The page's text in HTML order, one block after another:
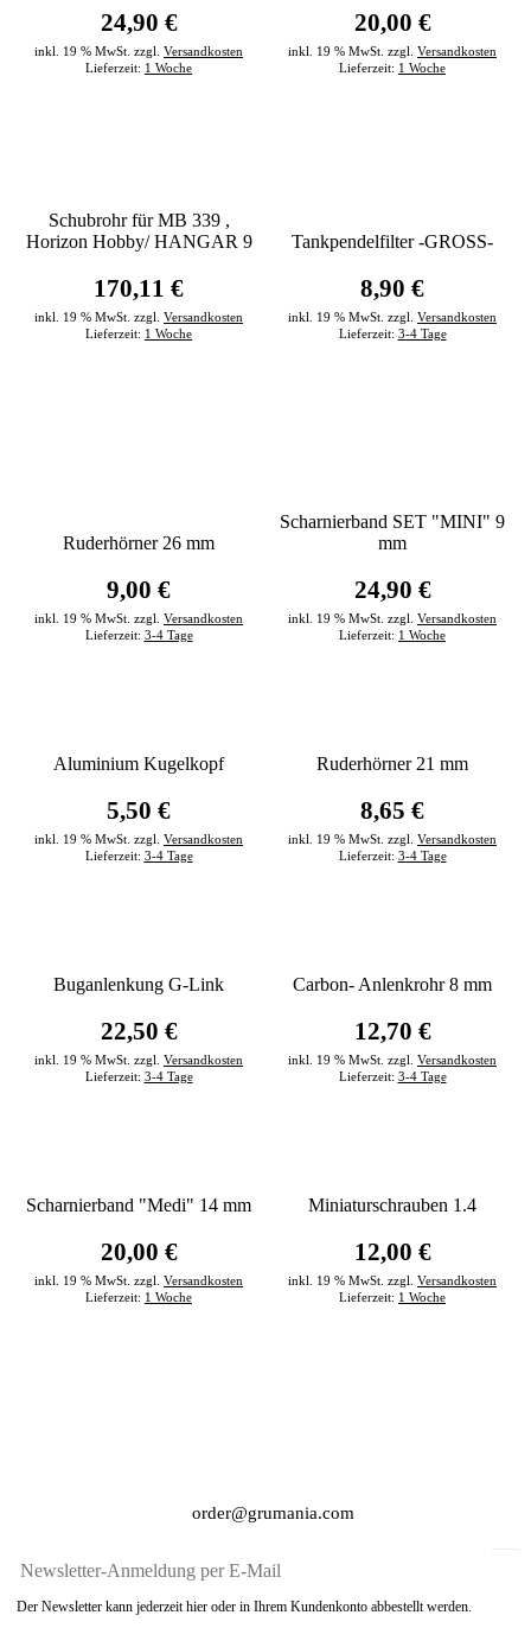
24,90 €
inkl. 19 % MwSt. zzgl. Versandkosten
Lieferzeit: 1 Woche
20,00 €
inkl. 19 % MwSt. zzgl. Versandkosten
Lieferzeit: 1 Woche
Schubrohr für MB 339 ,
Horizon Hobby/ HANGAR 9
170,11 €
inkl. 19 % MwSt. zzgl. Versandkosten
Lieferzeit: 1 Woche
Tankpendelfilter -GROSS-
8,90 €
inkl. 19 % MwSt. zzgl. Versandkosten
Lieferzeit: 3-4 Tage
Ruderhörner 26 mm
9,00 €
inkl. 19 % MwSt. zzgl. Versandkosten
Lieferzeit: 3-4 Tage
Scharnierband SET "MINI" 9
mm
24,90 €
inkl. 19 % MwSt. zzgl. Versandkosten
Lieferzeit: 1 Woche
Aluminium Kugelkopf
5,50 €
inkl. 19 % MwSt. zzgl. Versandkosten
Lieferzeit: 3-4 Tage
Ruderhörner 21 mm
8,65 €
inkl. 19 % MwSt. zzgl. Versandkosten
Lieferzeit: 3-4 Tage
Buganlenkung G-Link
22,50 €
inkl. 19 % MwSt. zzgl. Versandkosten
Lieferzeit: 3-4 Tage
Carbon- Anlenkrohr 8 mm
12,70 €
inkl. 19 % MwSt. zzgl. Versandkosten
Lieferzeit: 3-4 Tage
Scharnierband "Medi" 14 mm
20,00 €
inkl. 19 % MwSt. zzgl. Versandkosten
Lieferzeit: 1 Woche
Miniaturschrauben 1.4
12,00 €
inkl. 19 % MwSt. zzgl. Versandkosten
Lieferzeit: 1 Woche
order@grumania.com
Der Newsletter kann jederzeit hier oder in Ihrem Kundenkonto abbestellt werden.